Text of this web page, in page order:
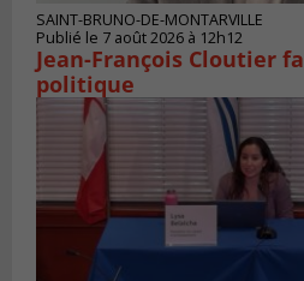
SAINT-BRUNO-DE-MONTARVILLE
Publié le 7 août 2026 à 12h12
Jean-François Cloutier
politique